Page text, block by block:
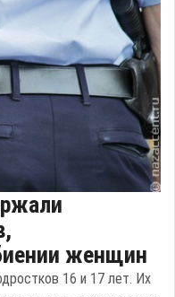
женщин
16 и 17 лет. Их